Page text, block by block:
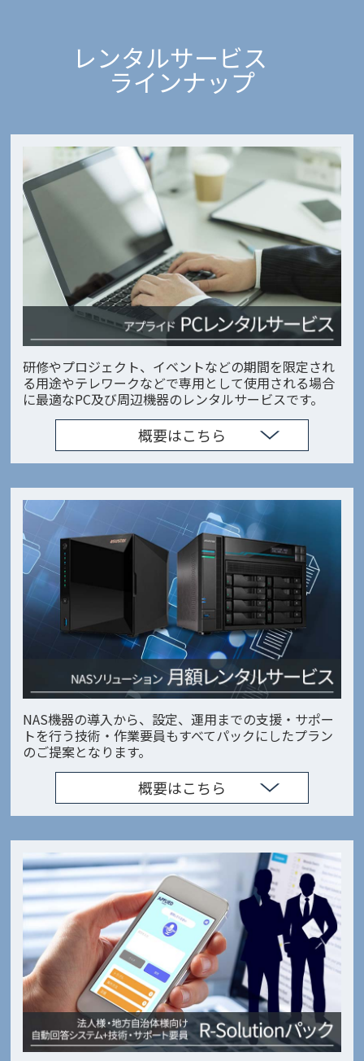
レンタルサービス
ラインナップ
研修やプロジェクト、イベントなどの期間を限定され
る用途やテレワークなどで専用として使用される場合
に最適なPC及び周辺機器のレンタルサービスです。
概要はこちら
NAS機器の導入から、設定、運用までの支援・サポー
トを行う技術・作業要員もすべてパックにしたプラン
のご提案となります。
概要はこちら